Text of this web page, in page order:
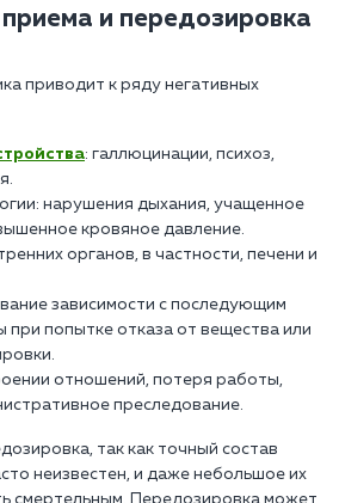
и передозировка
приводит к ряду негативных
: галлюцинации, психоз,
нарушения дыхания, учащенное
кровяное давление.
органов, в частности, печени и
зависимости с последующим
попытке отказа от вещества или
отношений, потеря работы,
преследование.
так как точный состав
неизвестен, и даже небольшое их